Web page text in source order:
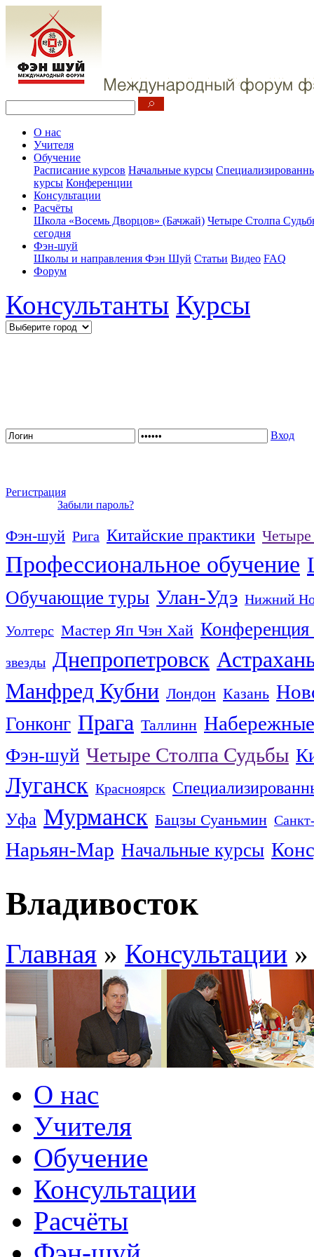
О нас
Учителя
Обучение
Расписание курсов Начальные курсы
курсы Конференции
Консультации
Расчёты
Школа «Восемь Дворцов» (Бачжай) Четыре Столпа
сегодня
Фэн-шуй
Школы и направления Фэн Шуй Статьи Видео FAQ
Форум
Консультанты Курсы
Вход
Регистрация
Забыли пароль?
Фэн-шуй Рига Китайские практики
Профессиональное обучение
Обучающие туры Улан-Удэ Нижний
Уолтерс Мастер Яп Чэн Хай
звезды Днепропетровск
Манфред Кубни Лондон Казань
Гонконг Прага Таллинн
Фэн-шуй Четыре Столпа Судьбы
Луганск Красноярск
Уфа Мурманск Бацзы Суаньмин
Нарьян-Мар Начальные курсы
Владивосток
Главная » Консультации
О нас
Учителя
Обучение
Консультации
Расчёты